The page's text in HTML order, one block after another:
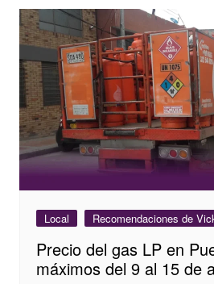
Local Recomendaciones de
Precio del gas LP en
máximos del 9 al 15 de